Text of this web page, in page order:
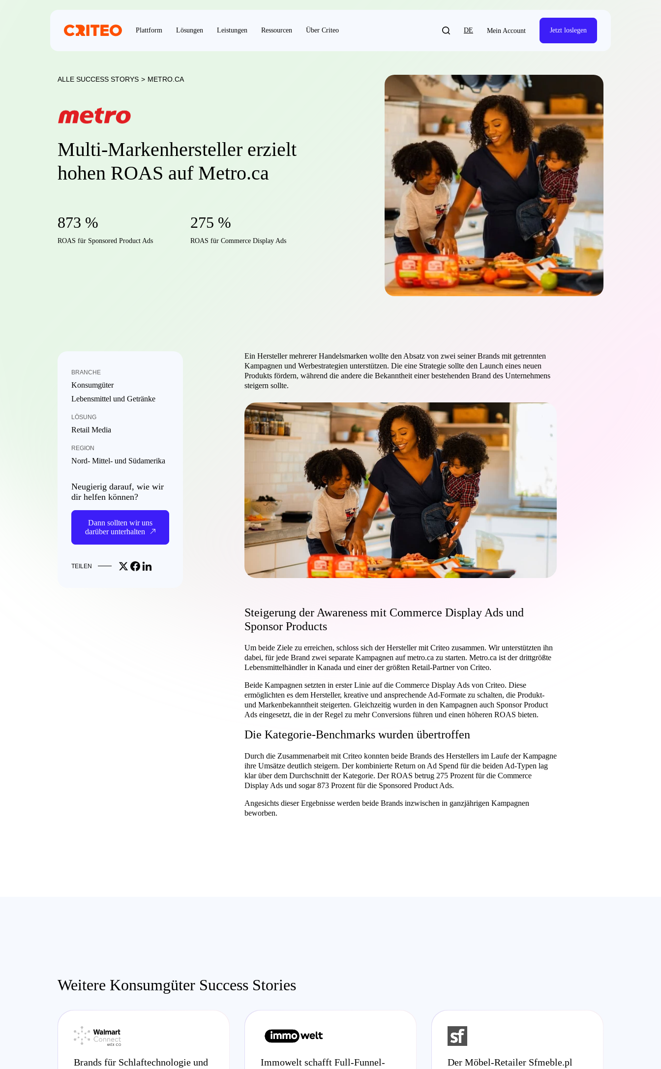
Plattform Lösungen Leistungen Ressourcen Über Criteo DE Mein Account Jetzt loslegen
ALLE SUCCESS STORYS > METRO.CA
Multi-Markenhersteller erzielt
hohen ROAS auf Metro.ca
873 %
ROAS für Sponsored Product Ads
275 %
ROAS für Commerce Display Ads
BRANCHE
Konsumgüter
Lebensmittel und Getränke
LÖSUNG
Retail Media
REGION
Nord- Mittel- und Südamerika
Neugierig darauf, wie wir
dir helfen können?
Dann sollten wir uns
darüber unterhalten
TEILEN Share on X
Share on Facebook
Share on LinkedIn
Ein Hersteller mehrerer Handelsmarken wollte den Absatz von zwei seiner Brands mit getrennten
Kampagnen und Werbestrategien unterstützen. Die eine Strategie sollte den Launch eines neuen
Produkts fördern, während die andere die Bekanntheit einer bestehenden Brand des Unternehmens
steigern sollte.
Steigerung der Awareness mit Commerce Display Ads und
Sponsor Products
Um beide Ziele zu erreichen, schloss sich der Hersteller mit Criteo zusammen. Wir unterstützten ihn
dabei, für jede Brand zwei separate Kampagnen auf metro.ca zu starten. Metro.ca ist der drittgrößte
Lebensmittelhändler in Kanada und einer der größten Retail-Partner von Criteo.
Beide Kampagnen setzten in erster Linie auf die Commerce Display Ads von Criteo. Diese
ermöglichten es dem Hersteller, kreative und ansprechende Ad-Formate zu schalten, die Produkt-
und Markenbekanntheit steigerten. Gleichzeitig wurden in den Kampagnen auch Sponsor Product
Ads eingesetzt, die in der Regel zu mehr Conversions führen und einen höheren ROAS bieten.
Die Kategorie-Benchmarks wurden übertroffen
Durch die Zusammenarbeit mit Criteo konnten beide Brands des Herstellers im Laufe der Kampagne
ihre Umsätze deutlich steigern. Der kombinierte Return on Ad Spend für die beiden Ad-Typen lag
klar über dem Durchschnitt der Kategorie. Der ROAS betrug 275 Prozent für die Commerce
Display Ads und sogar 873 Prozent für die Sponsored Product Ads.
Angesichts dieser Ergebnisse werden beide Brands inzwischen in ganzjährigen Kampagnen
beworben.
Weitere Konsumgüter Success Stories
Brands für Schlaftechnologie und
Immowelt schafft Full-Funnel-
Der Möbel-Retailer Sfmeble.pl